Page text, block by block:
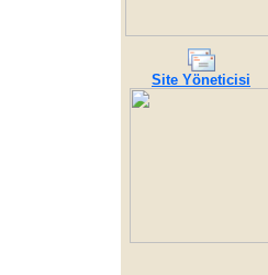
Site Yöneticisi